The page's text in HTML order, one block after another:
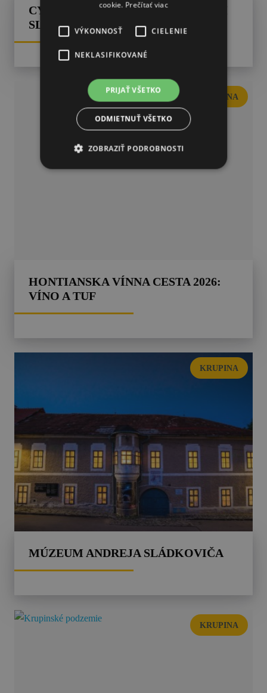
CYKLOTURISTIKA NA STREDNOM
SLOVENSKU
KRUPINA
HONTIANSKA VÍNNA CESTA 2026:
VÍNO A TUF
KRUPINA
MÚZEUM ANDREJA SLÁDKOVIČA
KRUPINA
cookie. Prečítať viac
VÝKONNOSŤ CIELENIE
NEKLASIFIKOVANÉ
PRIJAŤ VŠETKO
ODMIETNUŤ VŠETKO
ZOBRAZIŤ PODROBNOSTI